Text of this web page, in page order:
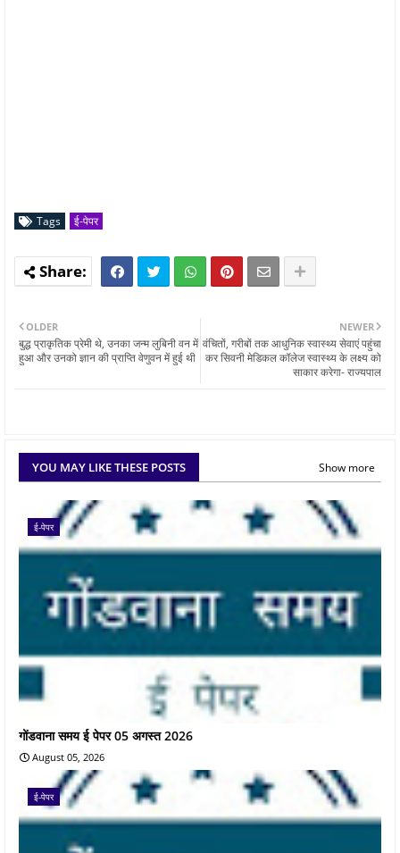
Tags ई-पेपर
NEWER
वंचितों, गरीबों तक आधुनिक स्वास्थ्य सेवाएं पहुंचा
कर सिवनी मेडिकल कॉलेज स्वास्थ्य के लक्ष्य को
साकार करेगा- राज्यपाल
OLDER
बुद्ध प्राकृतिक प्रेमी थे, उनका जन्म लुबिनी वन में
हुआ और उनको ज्ञान की प्राप्ति वेणुवन में हुई थी
YOU MAY LIKE THESE POSTS Show more
ई-पेपर
गोंडवाना समय ई पेपर 05 अगस्त 2026
August 05, 2026
ई-पेपर